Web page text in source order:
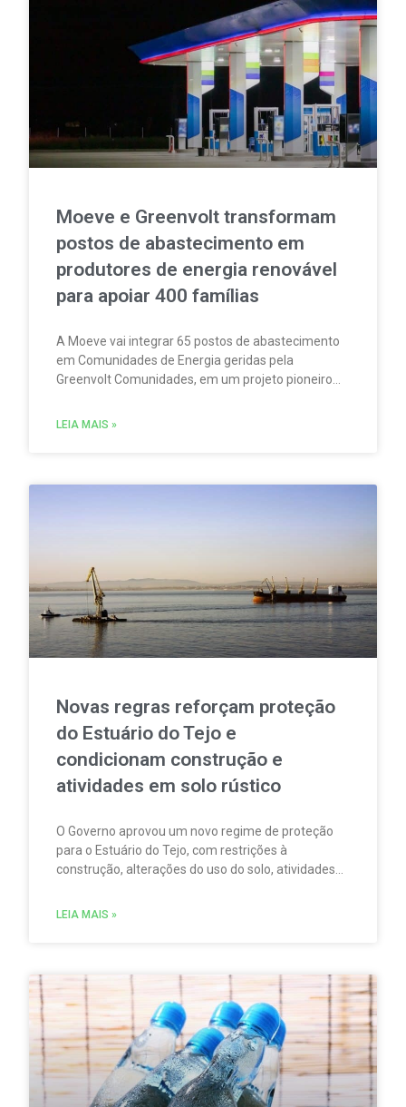
Moeve e Greenvolt transformam
postos de abastecimento em
produtores de energia renovável
para apoiar 400 famílias
A Moeve vai integrar 65 postos de abastecimento
em Comunidades de Energia geridas pela
Greenvolt Comunidades, em um projeto pioneiro
consumir e partilhar energia renovável localmente.
LEIA MAIS »
Novas regras reforçam proteção
do Estuário do Tejo e
condicionam construção e
atividades em solo rústico
O Governo aprovou um novo regime de proteção
para o Estuário do Tejo, com restrições à
construção, alterações do uso do solo, atividades
motorizada e sobrevoos nas áreas abrangidas pela
LEIA MAIS »